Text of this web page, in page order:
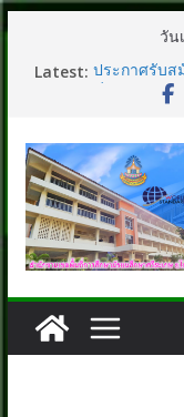
Skip
วัน
Latest: ประกาศรับส
รับสมัครเพื่อ
บ้าน)
ประกาศราย
และภาษาจีน
ประกาศรับส